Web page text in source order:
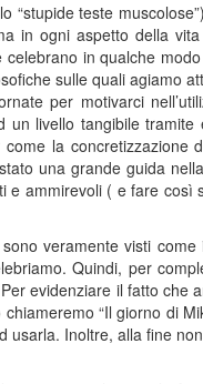
“stupide teste
in ogni aspetto della
in qualche
sulle quali agiamo
per motivarci
livello tangibile
la concretizzazione
una grande guida
ammirevoli ( e fare così
veramente visti
Quindi, per
evidenziare il fatto che
“Il giorno di
Inoltre, alla fine